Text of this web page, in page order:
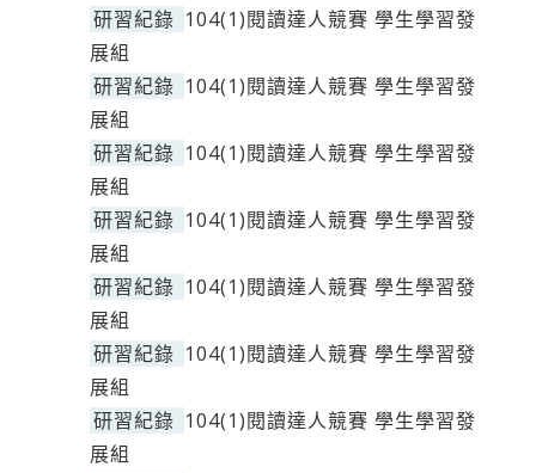
研習紀錄 104(1)閱讀達人競賽 學生學習發
展組
研習紀錄 104(1)閱讀達人競賽 學生學習發
展組
研習紀錄 104(1)閱讀達人競賽 學生學習發
展組
研習紀錄 104(1)閱讀達人競賽 學生學習發
展組
研習紀錄 104(1)閱讀達人競賽 學生學習發
展組
研習紀錄 104(1)閱讀達人競賽 學生學習發
展組
研習紀錄 104(1)閱讀達人競賽 學生學習發
展組